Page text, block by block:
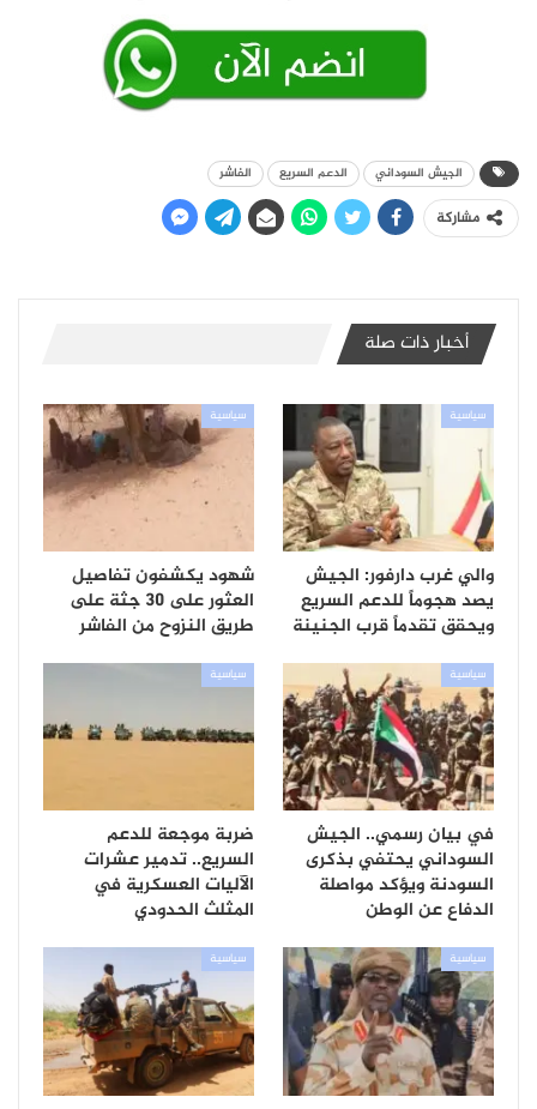
الجيش السوداني الدعم السريع الفاشر
مشاركة
أخبار ذات صلة
سياسية
والي غرب دارفور: الجيش
يصد هجوماً للدعم السريع
ويحقق تقدماً قرب الجنينة
سياسية
شهود يكشفون تفاصيل
العثور على 30 جثة على
طريق النزوح من الفاشر
سياسية
في بيان رسمي.. الجيش
السوداني يحتفي بذكرى
السودنة ويؤكد مواصلة
الدفاع عن الوطن
سياسية
ضربة موجعة للدعم
السريع.. تدمير عشرات
الآليات العسكرية في
المثلث الحدودي
سياسية سياسية